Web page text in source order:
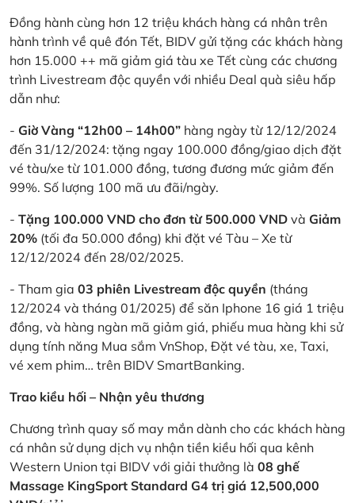
Đồng hành cùng hơn 12 triệu khách hàng cá nhân trên
hành trình về quê đón Tết, BIDV gửi tặng các khách hàng
hơn 15.000 ++ mã giảm giá tàu xe Tết cùng các chương
trình Livestream độc quyền với nhiều Deal quà siêu hấp
dẫn như:
- Giờ Vàng “12h00 – 14h00” hàng ngày từ 12/12/2024
đến 31/12/2024: tặng ngay 100.000 đồng/giao dịch đặt
vé tàu/xe từ 101.000 đồng, tương đương mức giảm đến
99%. Số lượng 100 mã ưu đãi/ngày.
- Tặng 100.000 VND cho đơn từ 500.000 VND và Giảm
20% (tối đa 50.000 đồng) khi đặt vé Tàu – Xe từ
12/12/2024 đến 28/02/2025.
- Tham gia 03 phiên Livestream độc quyền (tháng
12/2024 và tháng 01/2025) để săn Iphone 16 giá 1 triệu
đồng, và hàng ngàn mã giảm giá, phiếu mua hàng khi sử
dụng tính năng Mua sắm VnShop, Đặt vé tàu, xe, Taxi,
vé xem phim… trên BIDV SmartBanking.
Trao kiều hối – Nhận yêu thương
Chương trình quay số may mắn dành cho các khách hàng
cá nhân sử dụng dịch vụ nhận tiền kiều hối qua kênh
Western Union tại BIDV với giải thưởng là 08 ghế
Massage KingSport Standard G4 trị giá 12,500,000